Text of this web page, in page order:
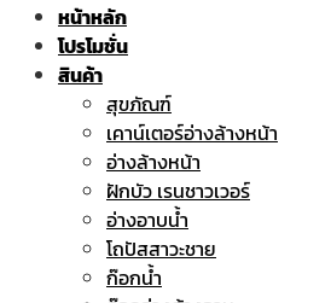
หน้าหลัก
โปรโมชั่น
สินค้า
สุขภัณฑ์
เคาน์เตอร์อ่างล้างหน้า
อ่างล้างหน้า
ฝักบัว เรนชาวเวอร์
อ่างอาบน้ำ
โถปัสสาวะชาย
ก๊อกน้ำ